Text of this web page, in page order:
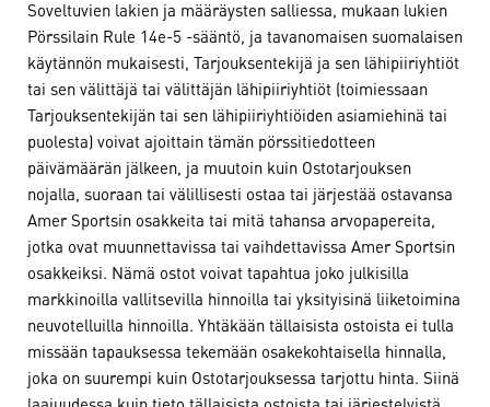
Soveltuvien lakien ja määräysten salliessa, mukaan lukien
Pörssilain Rule 14e-5 -sääntö, ja tavanomaisen suomalaisen
käytännön mukaisesti, Tarjouksentekijä ja sen lähipiiriyhtiöt
tai sen välittäjä tai välittäjän lähipiiriyhtiöt (toimiessaan
Tarjouksentekijän tai sen lähipiiriyhtiöiden asiamiehinä tai
puolesta) voivat ajoittain tämän pörssitiedotteen
päivämäärän jälkeen, ja muutoin kuin Ostotarjouksen
nojalla, suoraan tai välillisesti ostaa tai järjestää ostavansa
Amer Sportsin osakkeita tai mitä tahansa arvopapereita,
jotka ovat muunnettavissa tai vaihdettavissa Amer Sportsin
osakkeiksi. Nämä ostot voivat tapahtua joko julkisilla
markkinoilla vallitsevilla hinnoilla tai yksityisinä liiketoimina
neuvotelluilla hinnoilla. Yhtäkään tällaisista ostoista ei tulla
missään tapauksessa tekemään osakekohtaisella hinnalla,
joka on suurempi kuin Ostotarjouksessa tarjottu hinta. Siinä